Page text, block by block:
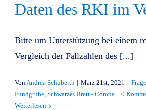
Daten des RKI im
Bitte um Unterstützung bei einem
Vergleich der Fallzahlen des [...]
VonAndrea Schuberth | März 21st, 2021 |
Fundgrube, Schwarzes Brett - Corona | 0
Weiterlesen